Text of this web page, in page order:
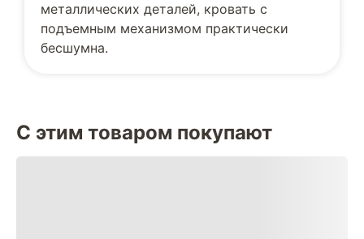
металлических деталей, кровать с
подъемным механизмом практически
бесшумна.
С этим товаром покупают